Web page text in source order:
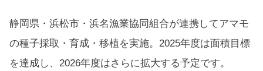
静岡県・浜松市・浜名漁業協同組合が連携してアマモ
の種子採取・育成・移植を実施。2025年度は面積目標
を達成し、2026年度はさらに拡大する予定です。